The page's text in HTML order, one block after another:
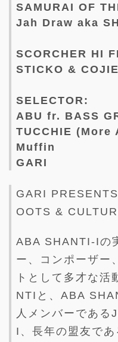
SAMURAI OF
Jah Draw aka
SCORCHER HI FI
STICKO &
SELECTOR:
ABU fr. BASS
TUCCHIE (More
Muffin
GARI
GARI
OOTS &
ABA SHANTI-Iの
ー、コンポーザー
トとして多才な
NTIと、ABA
人メンバーであ
I、長年の盟友で